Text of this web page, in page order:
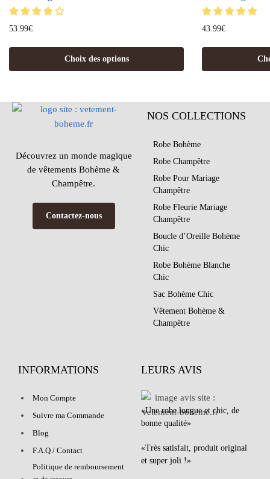
53.99€
Choix des options
43.99€
Découvrez un monde magique
de vêtements Bohème &
Champêtre.
Contactez-nous
NOS COLLECTIONS
Robe Bohème
Robe Champêtre
Robe Pour Mariage
Champêtre
Robe Fleurie Mariage
Champêtre
Boucle d’Oreille Bohème
Chic
Robe Bohème Blanche
Chic
Sac Bohème Chic
Vêtement Bohème &
Champêtre
INFORMATIONS
Mon Compte
Suivre ma Commande
Blog
F.A.Q / Contact
Politique de remboursement
LEURS AVIS
«Une robe longue et chic, de
bonne qualité»
«Très satisfait, produit original
et super joli !»